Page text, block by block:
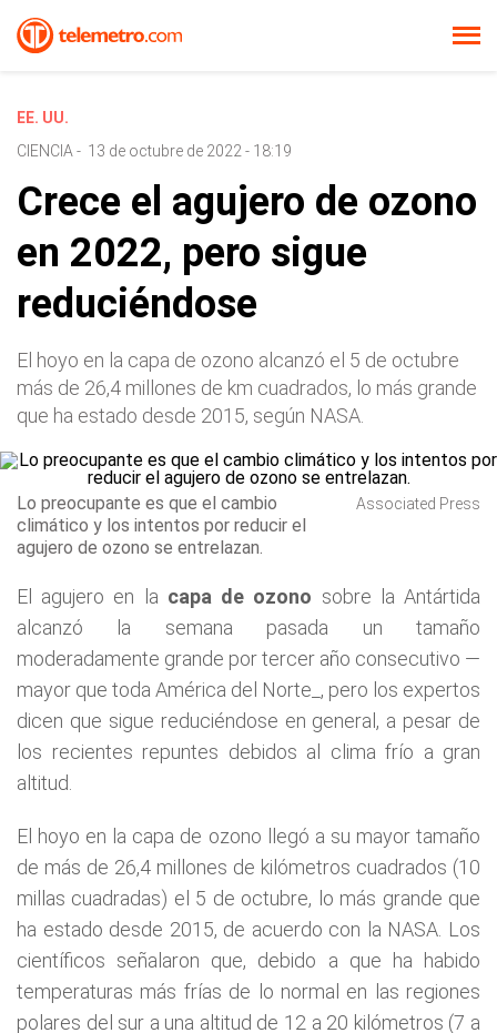
EE. UU.
CIENCIA - 13 de octubre de 2022 - 18:19
Crece el agujero de ozono
en 2022, pero sigue
reduciéndose
El hoyo en la capa de ozono alcanzó el 5 de octubre
más de 26,4 millones de km cuadrados, lo más grande
que ha estado desde 2015, según NASA.
Lo preocupante es que el cambio
climático y los intentos por reducir el
agujero de ozono se entrelazan.
Associated Press
El agujero en la capa de ozono sobre la Antártida
alcanzó la semana pasada un tamaño
moderadamente grande por tercer año consecutivo —
mayor que toda América del Norte_, pero los expertos
dicen que sigue reduciéndose en general, a pesar de
los recientes repuntes debidos al clima frío a gran
altitud.
El hoyo en la capa de ozono llegó a su mayor tamaño
de más de 26,4 millones de kilómetros cuadrados (10
millas cuadradas) el 5 de octubre, lo más grande que
ha estado desde 2015, de acuerdo con la NASA. Los
científicos señalaron que, debido a que ha habido
temperaturas más frías de lo normal en las regiones
polares del sur a una altitud de 12 a 20 kilómetros (7 a